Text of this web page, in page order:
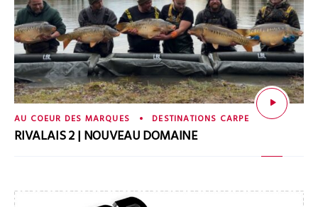
AU COEUR DES MARQUES DESTINATIONS CARPE
RIVALAIS 2 | NOUVEAU DOMAINE